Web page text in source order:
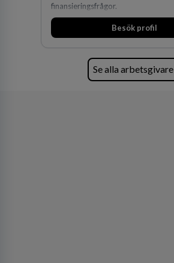
finansieringsfrågor.
Besök profil
Se alla arbetsgivare